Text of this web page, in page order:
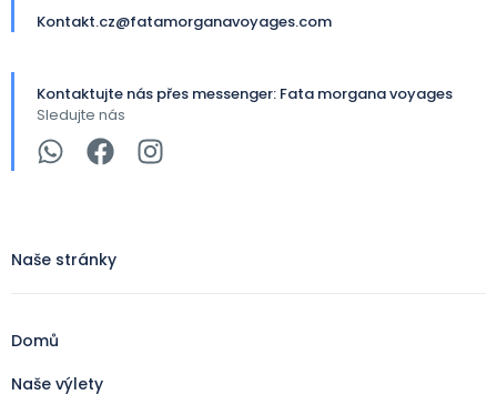
Kontakt.cz@fatamorganavoyages.com
Kontaktujte nás přes messenger: Fata morgana voyages
Sledujte nás
Naše stránky
Domů
Naše výlety